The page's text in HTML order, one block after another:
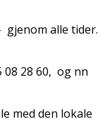
gjenom alle tider.
28 60, og finn
med den lokale